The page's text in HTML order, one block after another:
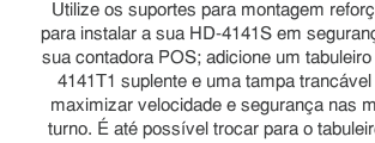
Utilize os suportes para montagem
para instalar a sua HD-4141S em
sua contadora POS; adicione um
4141T1 suplente e uma tampa trancável
maximizar velocidade e segurança nas
turno. É até possível trocar para o